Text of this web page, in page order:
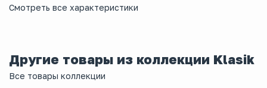
Смотреть все характеристики
Другие товары из коллекции Klasik
Все товары коллекции